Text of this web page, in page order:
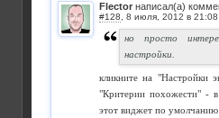
Flector написал(а)
#128
но просто
настройки.
кликните на "Настройки
"Критерии похожести" - в
этот виджет по умолчанию